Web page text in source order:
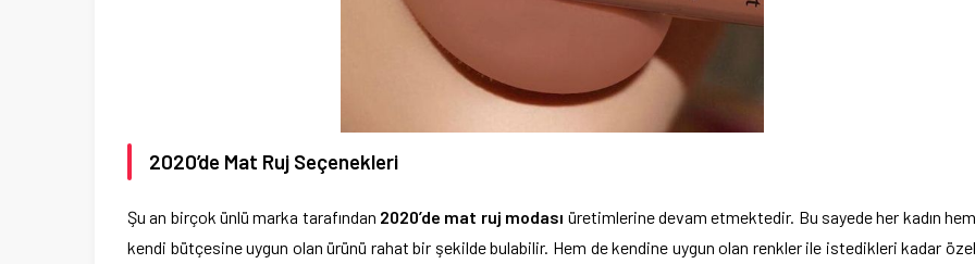
2020’de Mat Ruj Seçenekleri
Şu an birçok ünlü marka tarafından 2020’de mat ruj modası üretimlerine devam etmektedir. Bu sayede her kadın
kendi bütçesine uygun olan ürünü rahat bir şekilde bulabilir. Hem de kendine uygun olan renkler ile istedikleri kadar özel